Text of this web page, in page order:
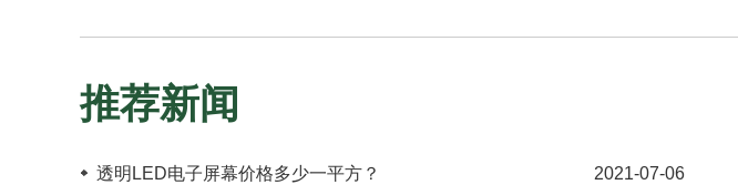
推荐新闻
透明LED电子屏幕价格多少一平方？ 2021-07-06